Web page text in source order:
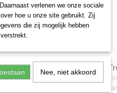
Slim Tree Antraciet
Pendulum Slim Tree Antraciet
verlenen we onze sociale
hoe u onze site gebruikt. Zij
die zij mogelijk hebben
Nee, niet akkoord